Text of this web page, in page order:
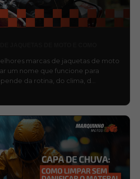
marcas de jaquetas de moto
um nome que funcione para
da rotina, do clima, d…